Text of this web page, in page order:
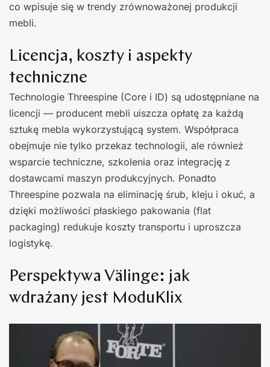
co wpisuje się w trendy zrównoważonej produkcji
mebli.
Licencja, koszty i aspekty
techniczne
Technologie Threespine (Core i ID) są udostępniane na
licencji — producent mebli uiszcza opłatę za każdą
sztukę mebla wykorzystującą system. Współpraca
obejmuje nie tylko przekaz technologii, ale również
wsparcie techniczne, szkolenia oraz integrację z
dostawcami maszyn produkcyjnych. Ponadto
Threespine pozwala na eliminację śrub, kleju i okuć, a
dzięki możliwości płaskiego pakowania (flat
packaging) redukuje koszty transportu i uproszcza
logistykę.
Perspektywa Välinge: jak
wdrażany jest ModuKlix